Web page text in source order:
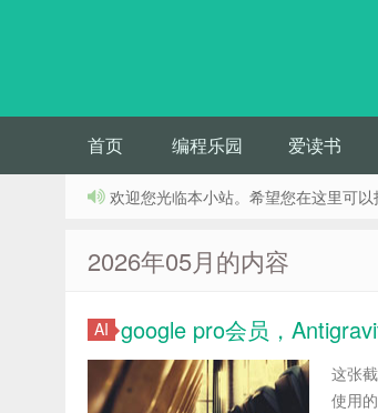
首页 编程乐园 爱读书
欢迎您光临本小站。希望您在这里可以
2026年05月的内容
AI google pro会员，
这张
使用